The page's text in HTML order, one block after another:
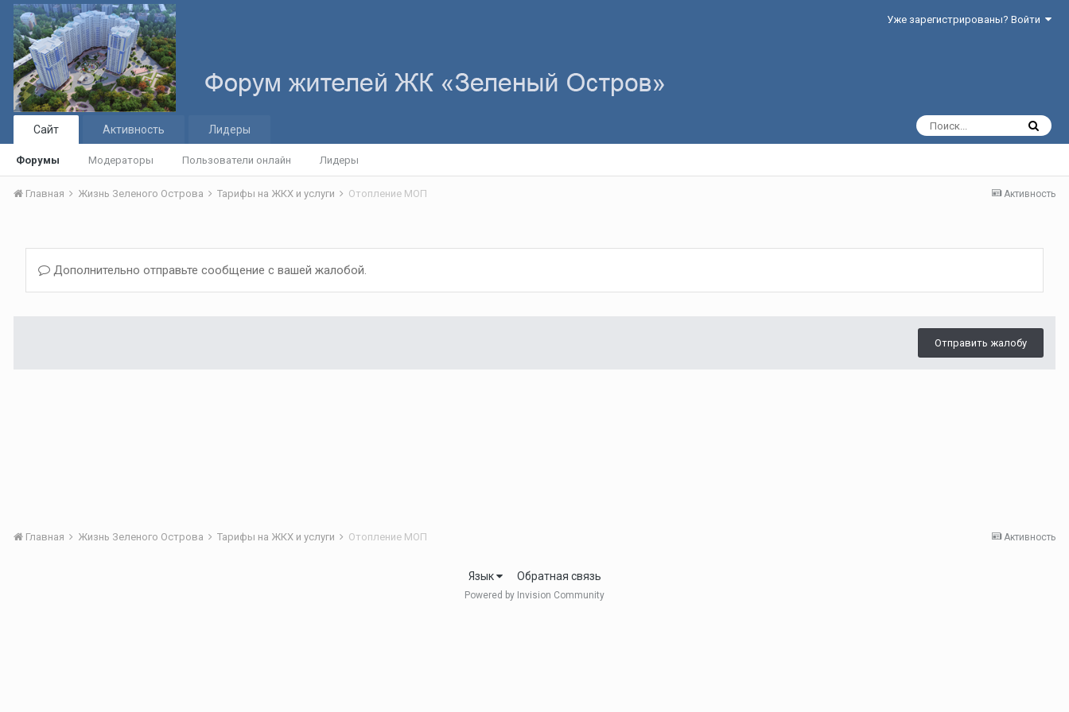
Уже зарегистрированы? Войти
Сайт
Форумы Модераторы Пользователи онлайн Лидеры
Активность Лидеры
Активность
Главная Жизнь Зеленого Острова Тарифы на ЖКХ и услуги Отопление МОП
Дополнительно отправьте сообщение с вашей жалобой.
Отправить жалобу
Активность
Главная Жизнь Зеленого Острова Тарифы на ЖКХ и услуги Отопление МОП
Язык Обратная связь
Powered by Invision Community